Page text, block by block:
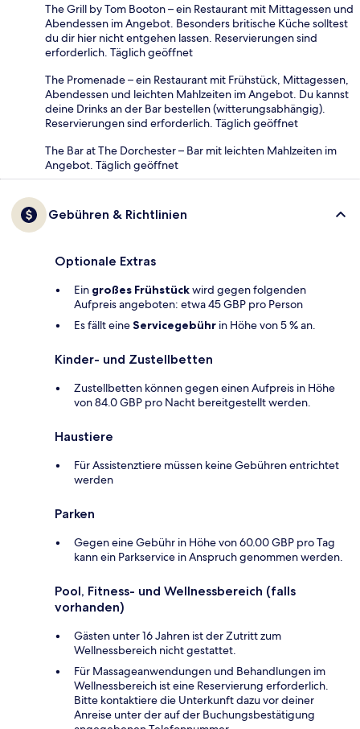
The Grill by Tom Booton – ein Restaurant mit Mittagessen und
Abendessen im Angebot. Besonders britische Küche solltest
du dir hier nicht entgehen lassen. Reservierungen sind
erforderlich. Täglich geöffnet
The Promenade – ein Restaurant mit Frühstück, Mittagessen,
Abendessen und leichten Mahlzeiten im Angebot. Du kannst
deine Drinks an der Bar bestellen (witterungsabhängig).
Reservierungen sind erforderlich. Täglich geöffnet
The Bar at The Dorchester – Bar mit leichten Mahlzeiten im
Angebot. Täglich geöffnet
Gebühren & Richtlinien
Optionale Extras
Ein großes Frühstückwird gegen folgenden
Aufpreis angeboten: etwa 45 GBP pro Person
Es fällt eineServicegebühr in Höhe von 5 % an.
Kinder- und Zustellbetten
Zustellbetten können gegen einen Aufpreis in Höhe
von 84.0 GBP pro Nacht bereitgestellt werden.
Haustiere
Für Assistenztiere müssen keine Gebühren entrichtet
werden
Parken
Gegen eine Gebühr in Höhe von 60.00 GBP pro Tag
kann ein Parkservice in Anspruch genommen werden.
Pool, Fitness- und Wellnessbereich (falls
vorhanden)
Gästen unter 16 Jahren ist der Zutritt zum
Wellnessbereich nicht gestattet.
Für Massageanwendungen und Behandlungen im
Wellnessbereich ist eine Reservierung erforderlich.
Bitte kontaktiere die Unterkunft dazu vor deiner
Anreise unter der auf der Buchungsbestätigung